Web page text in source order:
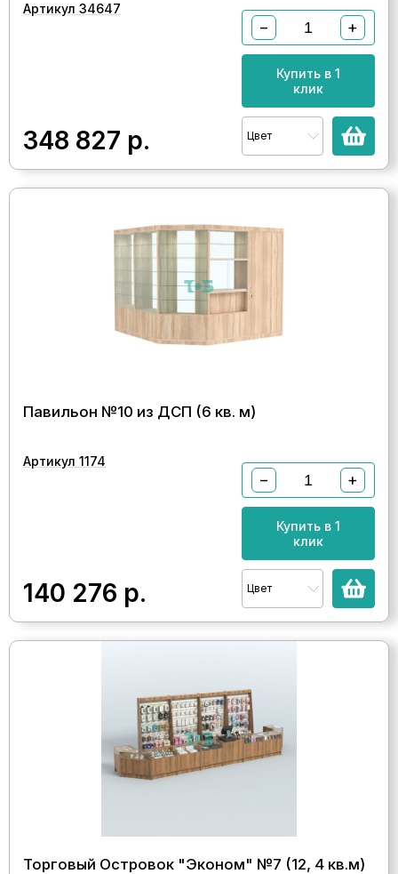
Артикул 34647
348 827 р.
− +
Купить в 1
клик
Цвет
Павильон №10 из ДСП (6 кв. м)
Артикул 1174
140 276 р.
− +
Купить в 1
клик
Цвет
Торговый Островок "Эконом" №7 (12, 4 кв.м)